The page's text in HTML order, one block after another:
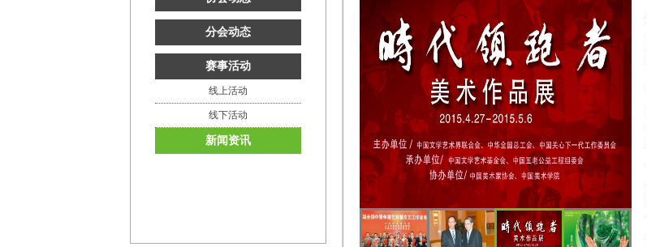
分会动态
赛事活动
线上活动
线下活动
新闻资讯